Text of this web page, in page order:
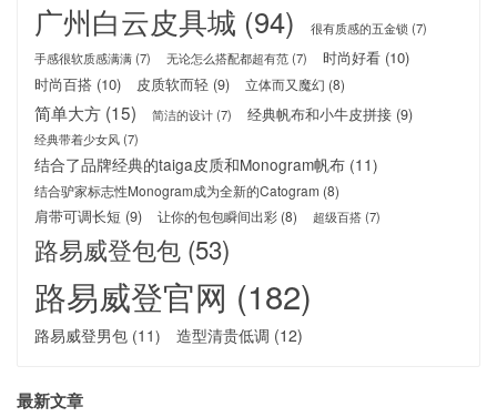
广州白云皮具城 (94) 很有质感的五金锁 (7)
手感很软质感满满(7) 无论怎么搭配都超有范(7) 时尚好看 (10)
时尚百搭 (10) 皮质软而轻 (9) 立体而又魔幻 (8)
简单大方 (15) 简洁的设计(7) 经典帆布和小牛皮拼接 (9)
经典带着少女风(7)
结合了品牌经典的taiga皮质和Monogram帆布 (11)
结合驴家标志性Monogram成为全新的Catogram (8)
肩带可调长短 (9) 让你的包包瞬间出彩 (8) 超级百搭(7)
路易威登包包 (53)
路易威登官网 (182)
路易威登男包 (11) 造型清贵低调 (12)
最新文章